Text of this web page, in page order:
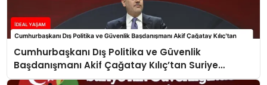
Cumhurbaşkanı Dış Politika ve Güvenlik
Başdanışmanı Akif Çağatay Kılıç’tan Suriye
Panelinde Önemli Açıklamalar